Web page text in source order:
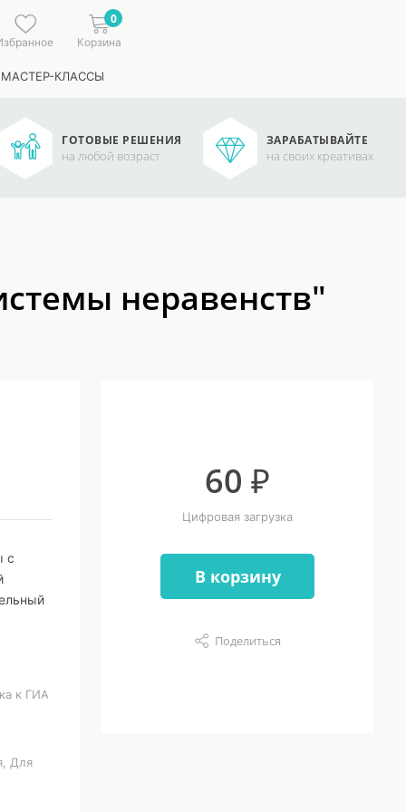
0
Корзина
КЛАССЫ
ГОТОВЫЕ РЕШЕНИЯ
на любой возраст
ЗАРАБАТЫВАЙТЕ
на своих креативах
неравенств"
с
к ГИА
Для
60 ₽
Цифровая загрузка
В корзину
Поделиться